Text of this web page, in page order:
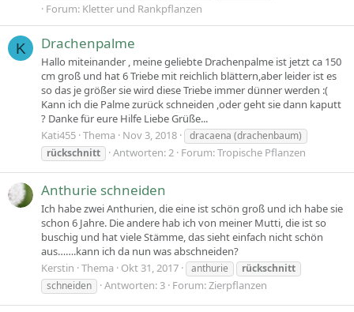
Forum: Kletter und Rankpflanzen
K Drachenpalme
Hallo miteinander , meine geliebte Drachenpalme ist jetzt ca 150
cm groß und hat 6 Triebe mit reichlich blättern,aber leider ist es
so das je größer sie wird diese Triebe immer dünner werden :(
Kann ich die Palme zurück schneiden ,oder geht sie dann kaputt
? Danke für eure Hilfe Liebe Grüße...
Kati455 Thema Nov 3, 2018
dracaena (drachenbaum)
rückschnitt
Antworten: 2 Forum:Tropische Pflanzen
Anthurie schneiden
Ich habe zwei Anthurien, die eine ist schön groß und ich habe sie
schon 6 Jahre. Die andere hab ich von meiner Mutti, die ist so
buschig und hat viele Stämme, das sieht einfach nicht schön
aus…….kann ich da nun was abschneiden?
Kerstin Thema Okt 31, 2017 anthurie
rückschnitt
schneiden
Antworten: 3 Forum:Zierpflanzen